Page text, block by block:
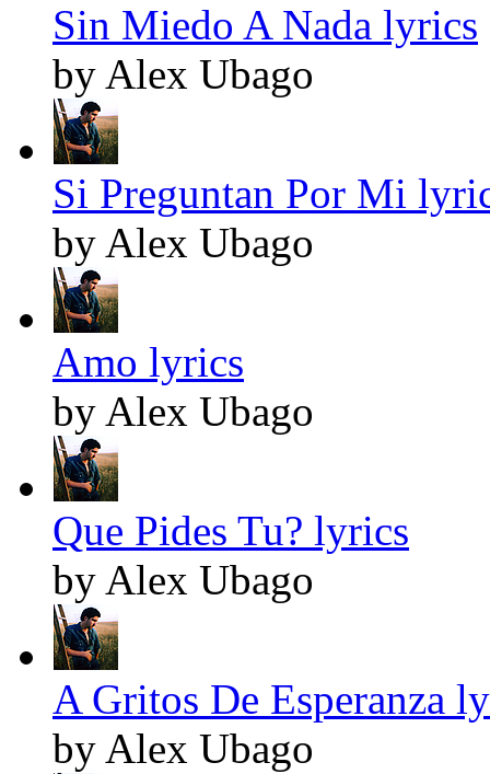
Sin Miedo A Nada lyrics
by Alex Ubago
Si Preguntan Por Mi
by Alex Ubago
Amo lyrics
by Alex Ubago
Que Pides Tu? lyrics
by Alex Ubago
A Gritos De Esperanza
by Alex Ubago